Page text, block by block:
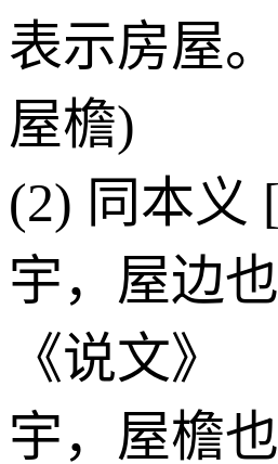
表示房屋。
屋檐)
(2) 同本义
宇，屋边
《说文》
宇，屋檐